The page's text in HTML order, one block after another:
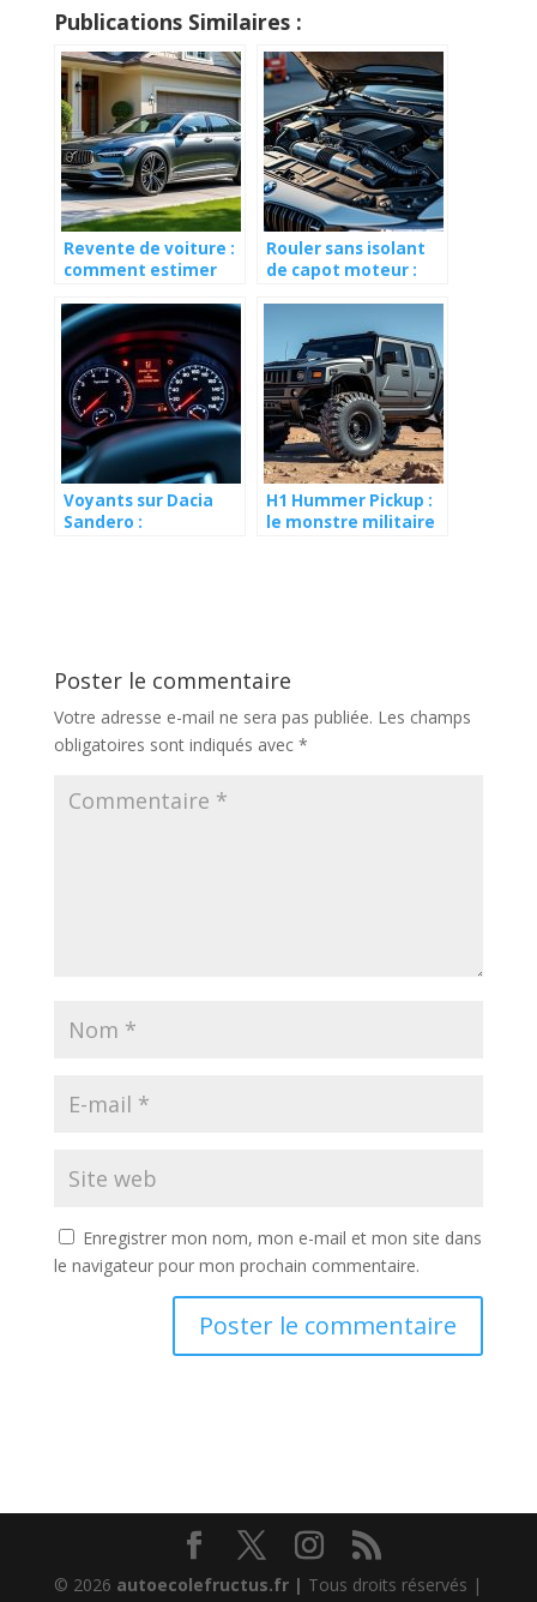
Publications Similaires :
Revente de voiture :
comment estimer
rapidement
Rouler sans isolant
de capot moteur :
Voyants sur Dacia
Sandero :
H1 Hummer Pickup :
le monstre militaire
Poster le commentaire
Votre adresse e-mail ne sera pas publiée. Les champs
obligatoires sont indiqués avec *
Enregistrer mon nom, mon e-mail et mon site dans
le navigateur pour mon prochain commentaire.
© 2026 autoecolefructus.fr | Tous droits réservés |